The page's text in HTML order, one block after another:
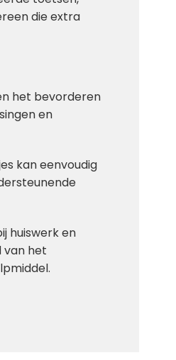
die extra
het bevorderen
en
kan eenvoudig
huiswerk en
van het